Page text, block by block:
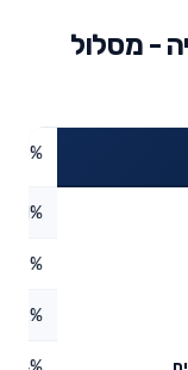
- מסלול